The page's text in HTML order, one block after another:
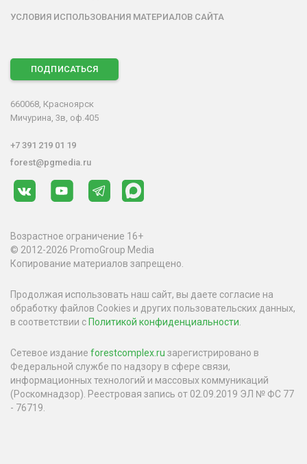
УСЛОВИЯ ИСПОЛЬЗОВАНИЯ МАТЕРИАЛОВ САЙТА
ПОДПИСАТЬСЯ
660068, Красноярск
Мичурина, 3в, оф.405
+7 391 219 01 19
forest@pgmedia.ru
Возрастное ограничение 16+
© 2012-2026 PromoGroup Media
Копирование материалов запрещено.
Продолжая использовать наш сайт, вы даете согласие на
обработку файлов Cookies и других пользовательских данных,
в соответствии с Политикой конфиденциальности.
Сетевое издание forestcomplex.ru зарегистрировано в
Федеральной службе по надзору в сфере связи,
информационных технологий и массовых коммуникаций
(Роскомнадзор). Реестровая запись от 02.09.2019 ЭЛ № ФС 77
- 76719.